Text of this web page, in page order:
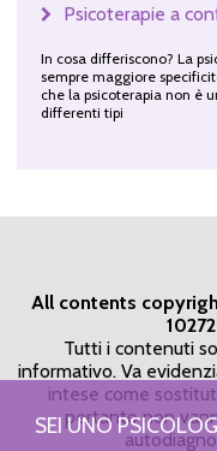
Psicoterapie a
In cosa differiscono? La
sempre maggiore
che la psicoterapia non è
differenti tipi
All contents
Tutti i contenuti
informativo. Va
intese come
pertanto non
SEI UNO